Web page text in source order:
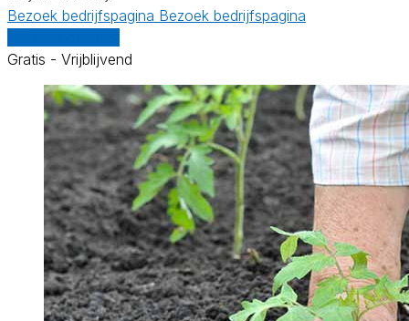
Bezoek bedrijfspagina Bezoek bedrijfspagina
Gratis - Vrijblijvend